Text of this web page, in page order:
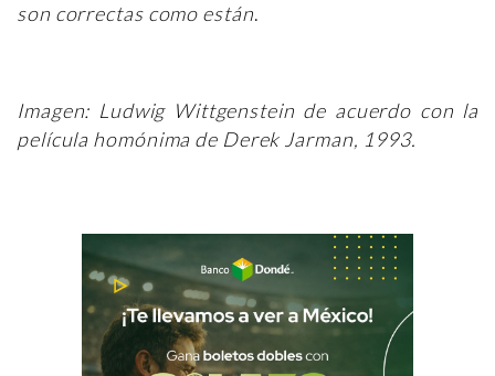
son correctas como están.
Imagen: Ludwig Wittgenstein de acuerdo con la
película homónima de Derek Jarman, 1993.